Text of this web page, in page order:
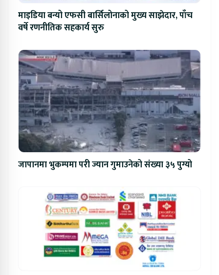
माइडिया बन्यो एफसी बार्सिलोनाको मुख्य साझेदार, पाँच
वर्षे रणनीतिक सहकार्य सुरु
जापानमा भुकम्पमा परी ज्यान गुमाउनेको संख्या ३५ पुग्यो